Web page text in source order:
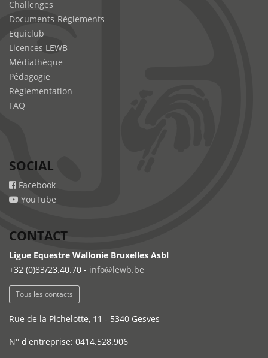
Challenges
Documents-Règlements
Equiclub
Licences LEWB
Médiathèque
Pédagogie
Règlementation
FAQ
SOCIAL
Facebook
YouTube
CONTACT
Ligue Equestre Wallonie Bruxelles Asbl
+32 (0)83/23.40.70 - info@lewb.be
Tous les contacts
Rue de la Pichelotte, 11 - 5340 Gesves
N° d'entreprise: 0414.528.906